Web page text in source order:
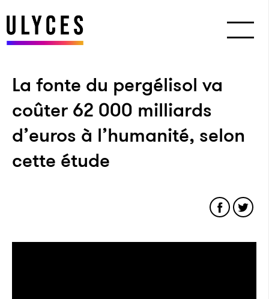
La fonte du pergélisol va
coûter 62 000 milliards
d’euros à l’humanité, selon
cette étude